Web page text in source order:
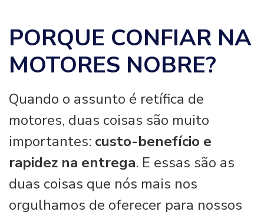
PORQUE CONFIAR NA
MOTORES NOBRE?
Quando o assunto é retífica de
motores, duas coisas são muito
importantes: custo-benefício e
rapidez na entrega. E essas são as
duas coisas que nós mais nos
orgulhamos de oferecer para nossos